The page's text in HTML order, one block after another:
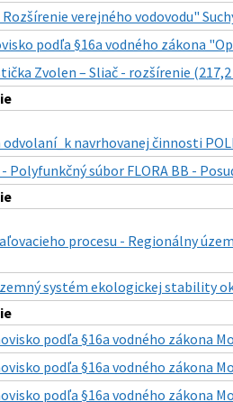
verejného vodovodu"
podľa §16a vodného zákona
Zvolen – Sliač - rozšírenie
navrhovanej činnosti
Polyfunkčný súbor FLORA BB -
procesu - Regionálny
systém ekologickej stability
podľa §16a vodného zákona
podľa §16a vodného zákona
podľa §16a vodného zákona